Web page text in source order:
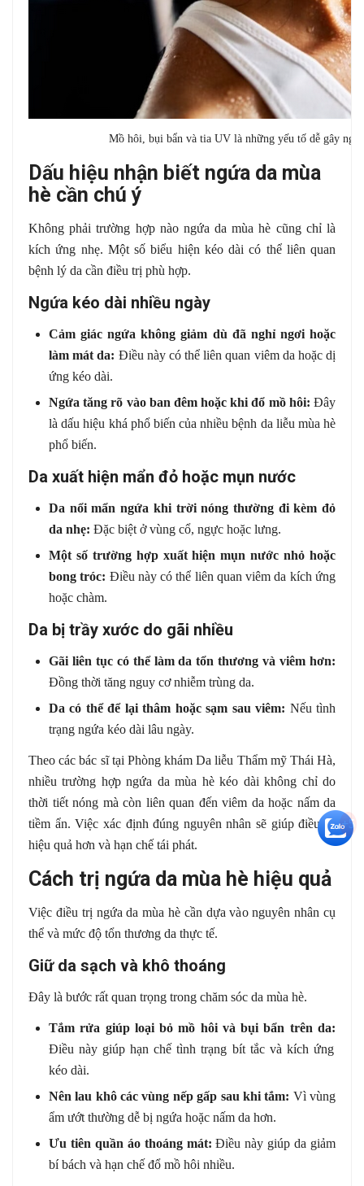
Mồ hôi, bụi bẩn và tia UV là những yếu tố dễ gây
Dấu hiệu nhận biết ngứa da mùa
hè cần chú ý
Không phải trường hợp nào ngứa da mùa hè cũng chỉ là
kích ứng nhẹ. Một số biểu hiện kéo dài có thể liên quan
bệnh lý da cần điều trị phù hợp.
Ngứa kéo dài nhiều ngày
Cảm giác ngứa không giảm dù đã nghỉ ngơi hoặc
làm mát da: Điều này có thể liên quan viêm da hoặc dị
ứng kéo dài.
Ngứa tăng rõ vào ban đêm hoặc khi đổ mồ hôi: Đây
là dấu hiệu khá phổ biến của nhiều bệnh da liễu mùa hè
phổ biến.
Da xuất hiện mẩn đỏ hoặc mụn nước
Da nổi mẩn ngứa khi trời nóng thường đi kèm đỏ
da nhẹ: Đặc biệt ở vùng cổ, ngực hoặc lưng.
Một số trường hợp xuất hiện mụn nước nhỏ hoặc
bong tróc: Điều này có thể liên quan viêm da kích ứng
hoặc chàm.
Da bị trầy xước do gãi nhiều
Gãi liên tục có thể làm da tổn thương và viêm hơn:
Đồng thời tăng nguy cơ nhiễm trùng da.
Da có thể để lại thâm hoặc sạm sau viêm: Nếu tình
trạng ngứa kéo dài lâu ngày.
Theo các bác sĩ tại Phòng khám Da liễu Thẩm mỹ Thái Hà,
nhiều trường hợp ngứa da mùa hè kéo dài không chỉ do
thời tiết nóng mà còn liên quan đến viêm da hoặc nấm da
tiềm ẩn. Việc xác định đúng nguyên nhân sẽ giúp điều trị
hiệu quả hơn và hạn chế tái phát.
Cách trị ngứa da mùa hè hiệu quả
Việc điều trị ngứa da mùa hè cần dựa vào nguyên nhân cụ
thể và mức độ tổn thương da thực tế.
Giữ da sạch và khô thoáng
Đây là bước rất quan trọng trong chăm sóc da mùa hè.
Tắm rửa giúp loại bỏ mồ hôi và bụi bẩn trên da:
Điều này giúp hạn chế tình trạng bít tắc và kích ứng
kéo dài.
Nên lau khô các vùng nếp gấp sau khi tắm: Vì vùng
ẩm ướt thường dễ bị ngứa hoặc nấm da hơn.
Ưu tiên quần áo thoáng mát: Điều này giúp da giảm
bí bách và hạn chế đổ mồ hôi nhiều.
+5